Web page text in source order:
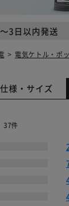
3日以内発送
電気ケトル・ポ
仕様・サイズ
37件